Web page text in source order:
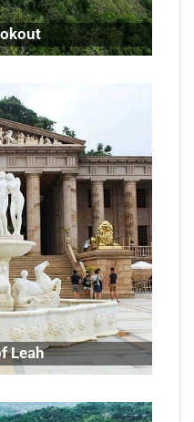
Leah